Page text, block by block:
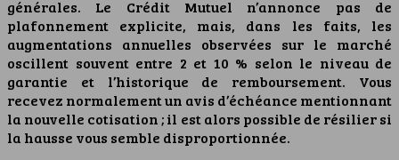
générales. Le Crédit Mutuel n’annonce pas de
plafonnement explicite, mais, dans les faits, les
augmentations annuelles observées sur le marché
oscillent souvent entre 2 et 10 % selon le niveau de
garantie et l’historique de remboursement. Vous
recevez normalement un avis d’échéance mentionnant
la nouvelle cotisation ; il est alors possible de résilier si
la hausse vous semble disproportionnée.